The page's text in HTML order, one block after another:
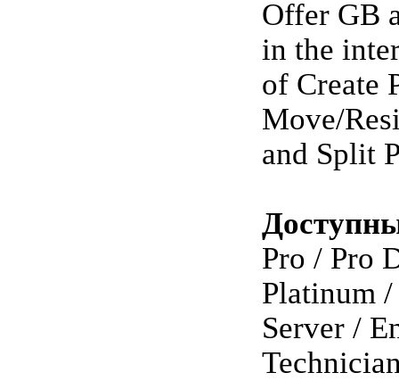
Offer GB
in the
of Create
Move/
and Split
Pro / Pro
Platinum
Server /